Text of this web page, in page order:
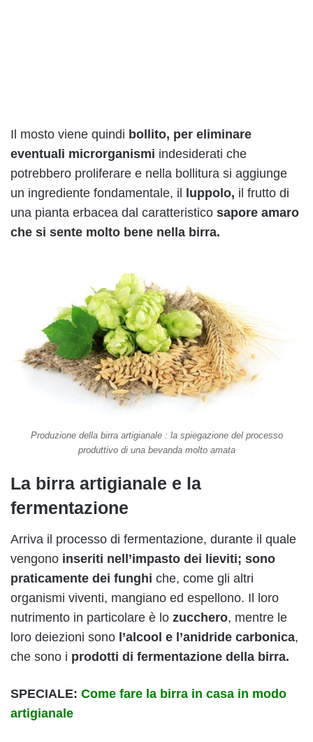
Il mosto viene quindi bollito, per eliminare
eventuali microrganismi indesiderati che
potrebbero proliferare e nella bollitura si aggiunge
un ingrediente fondamentale, il luppolo, il frutto di
una pianta erbacea dal caratteristico sapore amaro
che si sente molto bene nella birra.
Produzione della birra artigianale : la spiegazione del processo
produttivo di una bevanda molto amata
La birra artigianale e la
fermentazione
Arriva il processo di fermentazione, durante il quale
vengono inseriti nell’impasto dei lieviti; sono
praticamente dei funghi che, come gli altri
organismi viventi, mangiano ed espellono. Il loro
nutrimento in particolare è lo zucchero, mentre le
loro deiezioni sono l’alcool e l’anidride carbonica,
che sono i prodotti di fermentazione della birra.
SPECIALE: Come fare la birra in casa in modo
artigianale